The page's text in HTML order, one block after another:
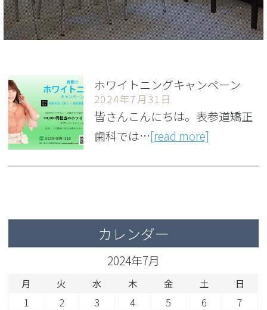
ホワイトニングキャンペーン
2024年7月31日
皆さんこんにちは。表参道矯正
歯科では…[read more]
カレンダー
2024年7月
月 火 水 木 金 土 日
1 2 3 4 5 6
7